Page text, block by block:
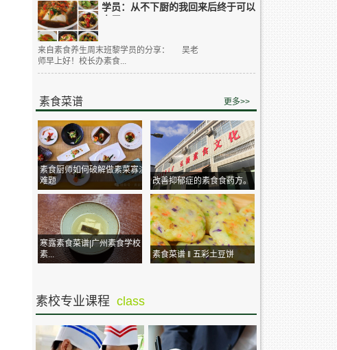
学员：从不下厨的我回来后终于可以
来自素食养生周末班黎学员的分享： 吴老
师早上好！校长办素食...
素食菜谱 更多>>
素食厨师如何破解做素菜寡淡
难题
改善抑郁症的素食食药方。
寒露素食菜谱|广州素食学校
素...
素食菜谱 ‖ 五彩土豆饼
素校专业课程 class